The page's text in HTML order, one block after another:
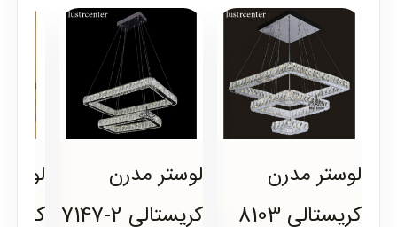
لوستر مدرن
کریستالی 8103
لوستر مدرن
کریستالی 2-7147